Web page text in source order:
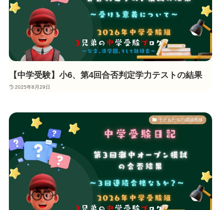
【中学受験】小6、第4回合否判定学力テストの結果
2025年8月29日
子どもたちの成績推移